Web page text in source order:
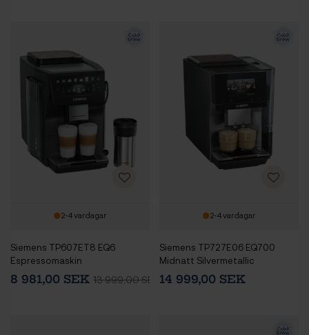
2-4 vardagar
Siemens TP607ET8 EQ6
Espressomaskin
8 981,00 SEK 13 999,00 SEK
2-4 vardagar
Siemens TP727E06 EQ700
Midnatt Silvermetallic
Espressomaskin
14 999,00 SEK